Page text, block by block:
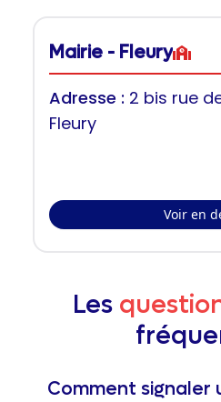
Mairie - Fleury
Adresse : 2 bis rue
Fleury
Voir en
Les
Comment signaler